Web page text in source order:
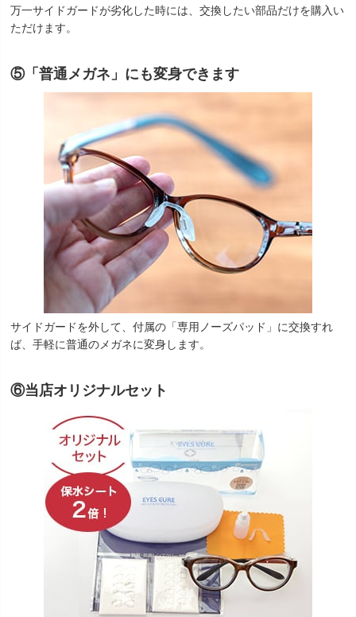
万一サイドガードが劣化した時には、交換したい部品だけを購入い
ただけます。
⑤「普通メガネ」にも変身できます
サイドガードを外して、付属の「専用ノーズパッド」に交換すれ
ば、手軽に普通のメガネに変身します。
⑥当店オリジナルセット